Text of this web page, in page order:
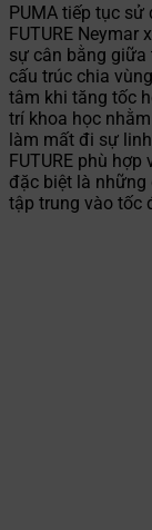
PUMA tiếp tục sử
FUTURE Neymar
sự cân bằng giữa
cấu trúc chia
tâm khi tăng tốc
trí khoa học
làm mất đi sự
FUTURE phù
đặc biệt là
tập trung vào tốc